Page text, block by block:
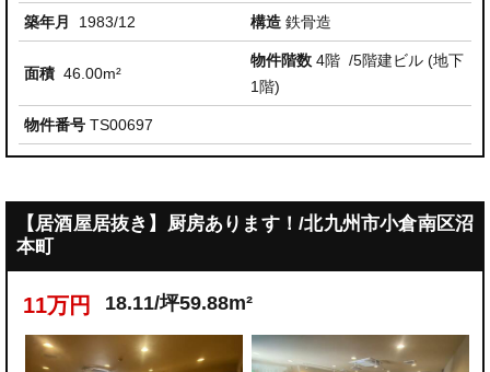
築年月 1983/12 構造 鉄骨造
面積 46.00m²
物件階数 4階 /5階建ビル (地下
1階)
物件番号 TS00697
【居酒屋居抜き】厨房あります！/北九州市小倉南区沼
本町
11万円 18.11/坪59.88m²